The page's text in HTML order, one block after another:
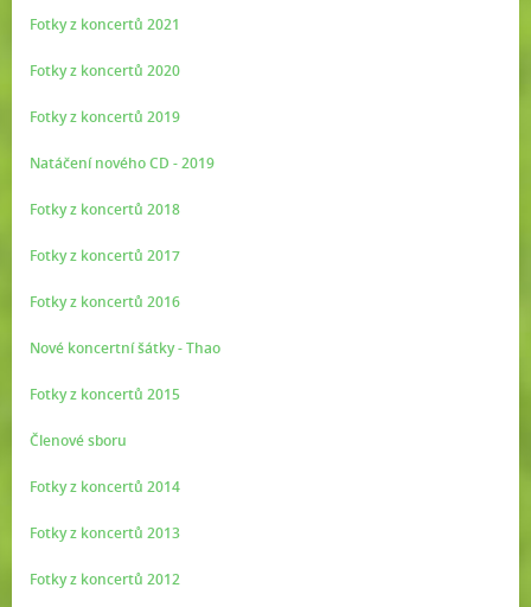
Fotky z koncertů 2021
Fotky z koncertů 2020
Fotky z koncertů 2019
Natáčení nového CD - 2019
Fotky z koncertů 2018
Fotky z koncertů 2017
Fotky z koncertů 2016
Nové koncertní šátky - Thao
Fotky z koncertů 2015
Členové sboru
Fotky z koncertů 2014
Fotky z koncertů 2013
Fotky z koncertů 2012